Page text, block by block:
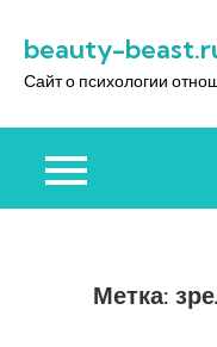
содержимому
beauty-
Сайт о психологии
Метка: